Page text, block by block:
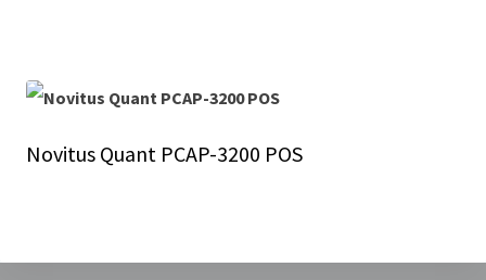
Novitus Quant PCAP-3200 POS